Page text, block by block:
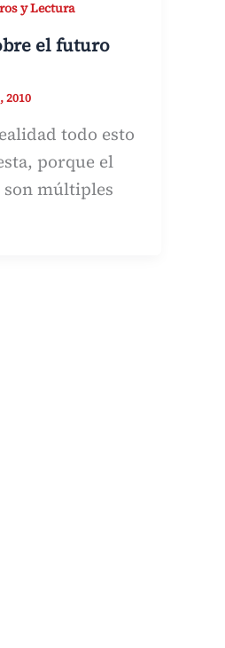
y Lectura
el futuro
2010
todo esto
porque el
múltiples